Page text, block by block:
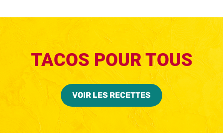
TACOS POUR TOUS
VOIR LES RECETTES